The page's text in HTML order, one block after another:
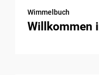
Wimmelbuch
Willkommen